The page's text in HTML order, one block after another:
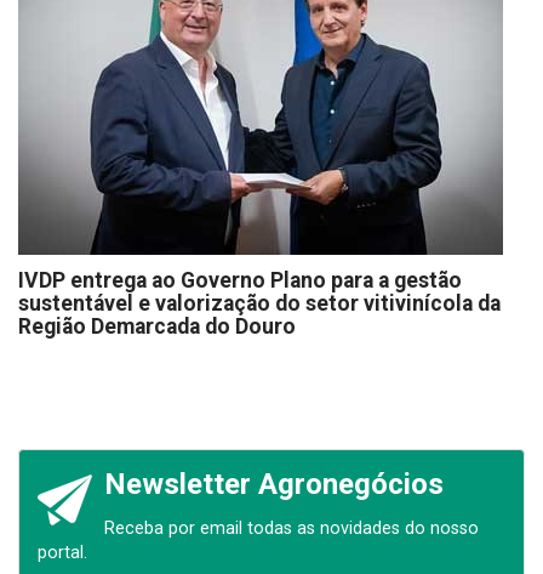
IVDP entrega ao Governo Plano para a gestão
sustentável e valorização do setor vitivinícola da
Região Demarcada do Douro
Newsletter Agronegócios
Receba por email todas as novidades do nosso
portal.